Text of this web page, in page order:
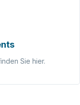
Sie hier.